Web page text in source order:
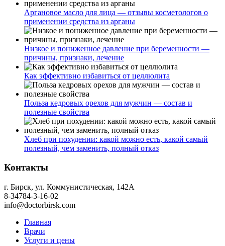
Аргановое масло для лица — отзывы косметологов о
применении средства из арганы
Низкое и пониженное давление при беременности —
причины, признаки, лечение
Как эффективно избавиться от целлюлита
Польза кедровых орехов для мужчин — состав и
полезные свойства
Хлеб при похудении: какой можно есть, какой самый
полезный, чем заменить, полный отказ
Контакты
г. Бирск, ул. Коммунистическая, 142А
8-34784-3-16-02
info@doctorbirsk.com
Главная
Врачи
Услуги и цены